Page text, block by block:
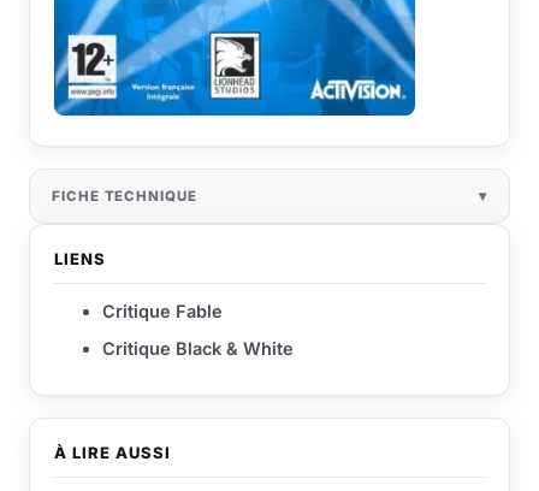
À LIRE AUSSI
FICHE TECHNIQUE
LIENS
Critique Fable
Critique Black & White